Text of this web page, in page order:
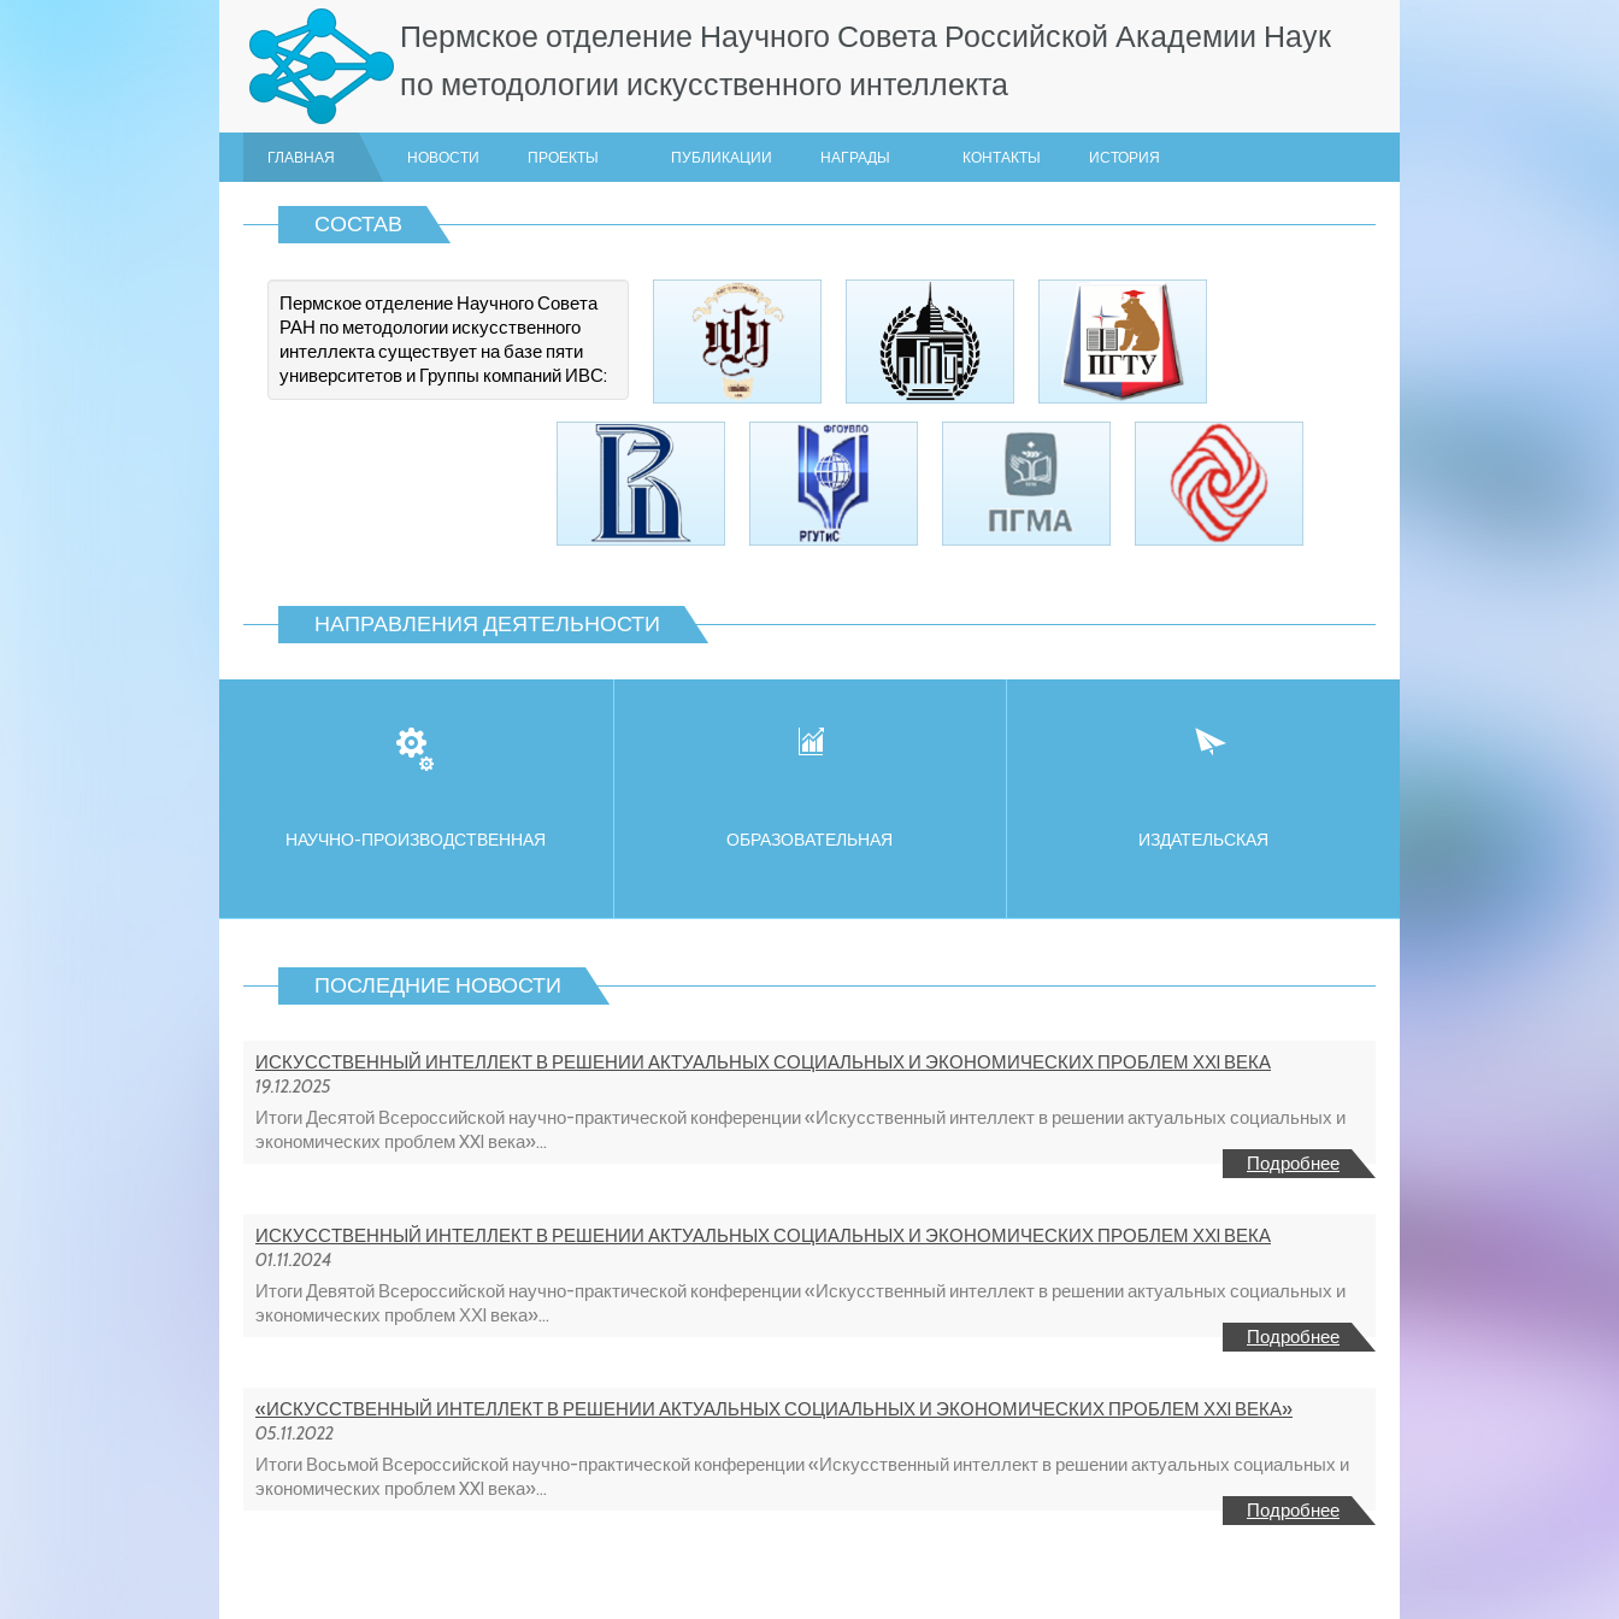
Пермское отделение Научного Совета Российской Академии Наук
по методологии искусственного интеллекта
ГЛАВНАЯ НОВОСТИ ПРОЕКТЫ ПУБЛИКАЦИИ НАГРАДЫ КОНТАКТЫ ИСТОРИЯ
СОСТАВ
Пермское отделение Научного Совета
РАН по методологии искусственного
интеллекта существует на базе пяти
университетов и Группы компаний ИВС:
НАПРАВЛЕНИЯ ДЕЯТЕЛЬНОСТИ
НАУЧНО-ПРОИЗВОДСТВЕННАЯ ОБРАЗОВАТЕЛЬНАЯ ИЗДАТЕЛЬСКАЯ
ПОСЛЕДНИЕ НОВОСТИ
ИСКУССТВЕННЫЙ ИНТЕЛЛЕКТ В РЕШЕНИИ АКТУАЛЬНЫХ СОЦИАЛЬНЫХ И ЭКОНОМИЧЕСКИХ ПРОБЛЕМ ХХI ВЕКА
19.12.2025
Итоги Десятой Всероссийской научно-практической конференции «Искусственный интеллект в решении актуальных социальных и
экономических проблем XXI века»...
Подробнее
ИСКУССТВЕННЫЙ ИНТЕЛЛЕКТ В РЕШЕНИИ АКТУАЛЬНЫХ СОЦИАЛЬНЫХ И ЭКОНОМИЧЕСКИХ ПРОБЛЕМ ХХI ВЕКА
01.11.2024
Итоги Девятой Всероссийской научно-практической конференции «Искусственный интеллект в решении актуальных социальных и
экономических проблем ХХI века»...
Подробнее
«ИСКУССТВЕННЫЙ ИНТЕЛЛЕКТ В РЕШЕНИИ АКТУАЛЬНЫХ СОЦИАЛЬНЫХ И ЭКОНОМИЧЕСКИХ ПРОБЛЕМ ХХI ВЕКА»
05.11.2022
Итоги Восьмой Всероссийской научно-практической конференции «Искусственный интеллект в решении актуальных социальных и
экономических проблем XXI века»...
Подробнее